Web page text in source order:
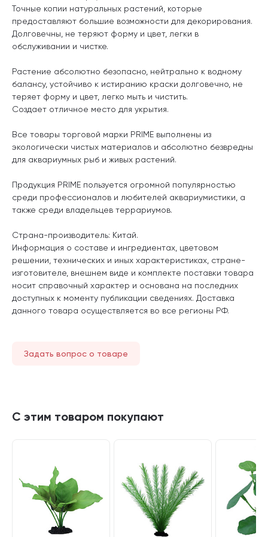
Точные копии натуральных растений, которые
предоставляют большие возможности для декорирования.
Долговечны, не теряют форму и цвет, легки в
обслуживании и чистке.
Растение абсолютно безопасно, нейтрально к водному
балансу, устойчиво к истиранию краски долговечно, не
теряет форму и цвет, легко мыть и чистить.
Создает отличное место для укрытия.
Все товары торговой марки PRIME выполнены из
экологически чистых материалов и абсолютно безвредны
для аквариумных рыб и живых растений.
Продукция PRIME пользуется огромной популярностью
среди профессионалов и любителей аквариумистики, а
также среди владельцев террариумов.
Страна-производитель: Китай.
Информация о составе и ингредиентах, цветовом
решении, технических и иных характеристиках, стране-
изготовителе, внешнем виде и комплекте поставки товара
носит справочный характер и основана на последних
доступных к моменту публикации сведениях. Доставка
данного товара осуществляется во все регионы РФ.
Задать вопрос о товаре
С этим товаром покупают